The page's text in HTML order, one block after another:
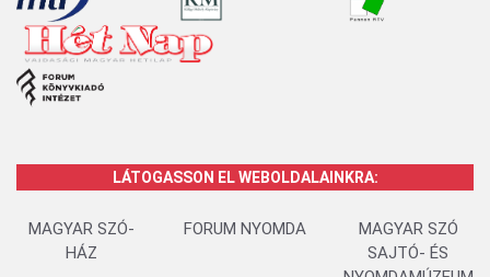
LÁTOGASSON EL WEBOLDALAINKRA:
MAGYAR SZÓ-
HÁZ
FORUM NYOMDA
MAGYAR SZÓ
SAJTÓ- ÉS